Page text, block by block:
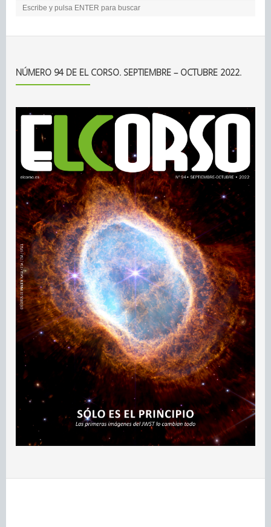
NÚMERO 94 DE EL CORSO. SEPTIEMBRE – OCTUBRE 2022.